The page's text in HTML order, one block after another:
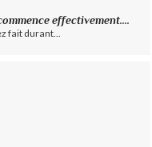
effectivement....
fait durant...